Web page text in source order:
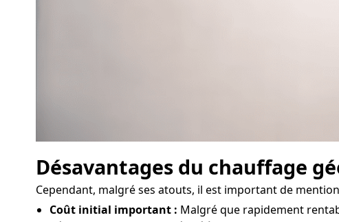
Désavantages du chauffage
Cependant, malgré ses atouts, il est important de
Coût initial important : Malgré que rapidement